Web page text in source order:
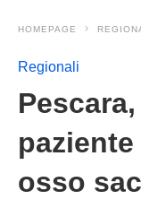
HOMEPAGE
Regionali
osso